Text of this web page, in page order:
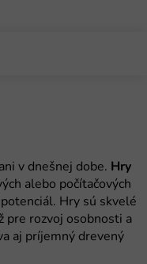
v dnešnej dobe. Hry
alebo počítačových
Hry sú skvelé
pre rozvoj osobnosti a
aj príjemný drevený